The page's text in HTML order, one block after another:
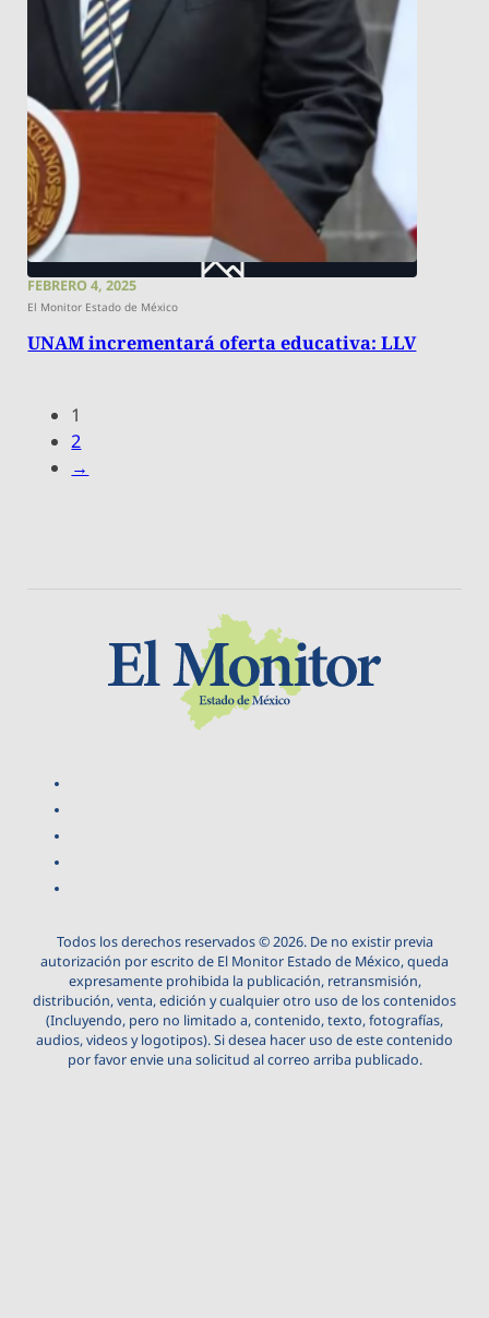
FEBRERO 4, 2025
El Monitor Estado de México
UNAM incrementará oferta educativa: LLV
1
2
→
Todos los derechos reservados © 2026. De no existir previa
autorización por escrito de El Monitor Estado de México, queda
expresamente prohibida la publicación, retransmisión,
distribución, venta, edición y cualquier otro uso de los contenidos
(Incluyendo, pero no limitado a, contenido, texto, fotografías,
audios, videos y logotipos). Si desea hacer uso de este contenido
por favor envie una solicitud al correo arriba publicado.